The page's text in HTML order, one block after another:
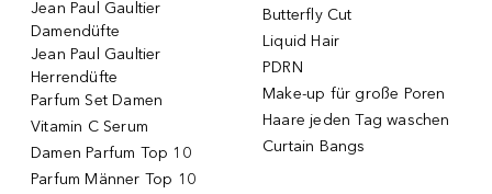
Jean Paul Gaultier
Damendüfte
Jean Paul Gaultier
Herrendüfte
Parfum Set Damen
Vitamin C Serum
Damen Parfum Top 10
Parfum Männer Top 10
Butterfly Cut
Liquid Hair
PDRN
Make-up für große Poren
Haare jeden Tag waschen
Curtain Bangs